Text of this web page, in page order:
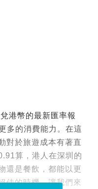
港幣的最新匯率報
多的消費能力。在這
對於旅遊成本有著直
算，港人在深圳的
還是餐飲，都能以更
佳的時機，讓我們來